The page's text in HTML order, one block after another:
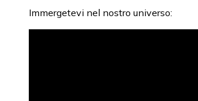
Immergetevi nel nostro universo: